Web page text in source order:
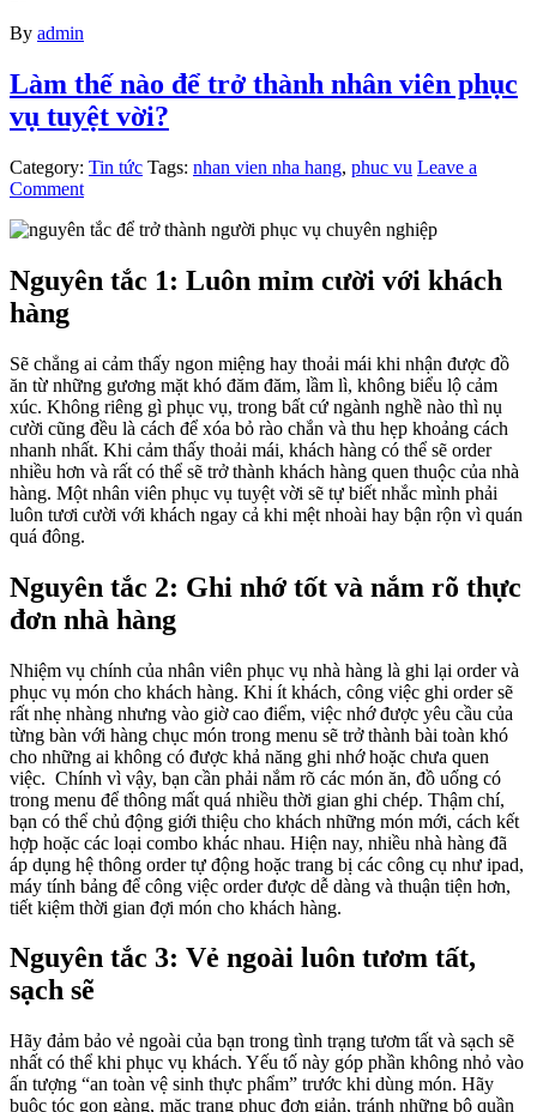
By admin
Làm thế nào để trở thành nhân viên phục
vụ tuyệt vời?
Category: Tin tức Tags: nhan vien nha hang, phuc vu Leave a
Comment
Nguyên tắc 1: Luôn mỉm cười với khách
hàng
Sẽ chẳng ai cảm thấy ngon miệng hay thoải mái khi nhận được đồ
ăn từ những gương mặt khó đăm đăm, lầm lì, không biểu lộ cảm
xúc. Không riêng gì phục vụ, trong bất cứ ngành nghề nào thì nụ
cười cũng đều là cách để xóa bỏ rào chắn và thu hẹp khoảng cách
nhanh nhất. Khi cảm thấy thoải mái, khách hàng có thể sẽ order
nhiều hơn và rất có thể sẽ trở thành khách hàng quen thuộc của nhà
hàng. Một nhân viên phục vụ tuyệt vời sẽ tự biết nhắc mình phải
luôn tươi cười với khách ngay cả khi mệt nhoài hay bận rộn vì quán
quá đông.
Nguyên tắc 2: Ghi nhớ tốt và nắm rõ thực
đơn nhà hàng
Nhiệm vụ chính của nhân viên phục vụ nhà hàng là ghi lại order và
phục vụ món cho khách hàng. Khi ít khách, công việc ghi order sẽ
rất nhẹ nhàng nhưng vào giờ cao điểm, việc nhớ được yêu cầu của
từng bàn với hàng chục món trong menu sẽ trở thành bài toàn khó
cho những ai không có được khả năng ghi nhớ hoặc chưa quen
việc. Chính vì vậy, bạn cần phải nắm rõ các món ăn, đồ uống có
trong menu để thông mất quá nhiều thời gian ghi chép. Thậm chí,
bạn có thể chủ động giới thiệu cho khách những món mới, cách kết
hợp hoặc các loại combo khác nhau. Hiện nay, nhiều nhà hàng đã
áp dụng hệ thông order tự động hoặc trang bị các công cụ như ipad,
máy tính bảng để công việc order được dễ dàng và thuận tiện hơn,
tiết kiệm thời gian đợi món cho khách hàng.
Nguyên tắc 3: Vẻ ngoài luôn tươm tất,
sạch sẽ
Hãy đảm bảo vẻ ngoài của bạn trong tình trạng tươm tất và sạch sẽ
nhất có thể khi phục vụ khách. Yếu tố này góp phần không nhỏ vào
ấn tượng “an toàn vệ sinh thực phẩm” trước khi dùng món. Hãy
buộc tóc gọn gàng, mặc trang phục đơn giản, tránh những bộ quần